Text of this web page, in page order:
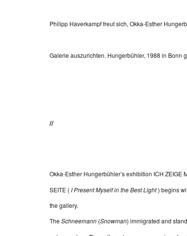
Philipp Haverkampf freut sich, Okka-Esther
Galerie auszurichten. Hungerbühler, 1988 in Bonn
//
Okka-Esther Hungerbühler’s exhibition ICH ZEIGE
SEITE ( I Present Myself in the Best Light) begins
the gallery.
The Schneemann (Snowman) immigrated and